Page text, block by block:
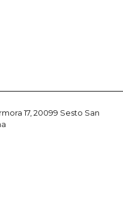
17, 20099 Sesto San